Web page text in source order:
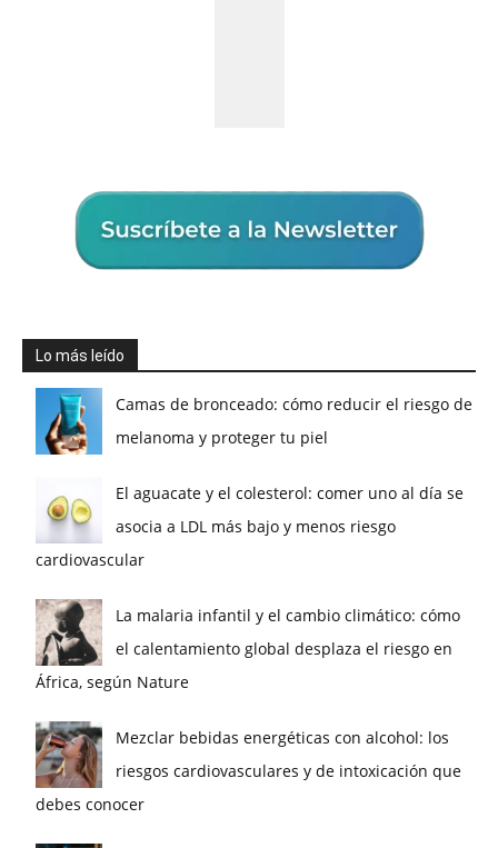
Lo más leído
Camas de bronceado: cómo reducir el riesgo de
melanoma y proteger tu piel
El aguacate y el colesterol: comer uno al día se
asocia a LDL más bajo y menos riesgo
cardiovascular
La malaria infantil y el cambio climático: cómo
el calentamiento global desplaza el riesgo en
África, según Nature
Mezclar bebidas energéticas con alcohol: los
riesgos cardiovasculares y de intoxicación que
debes conocer